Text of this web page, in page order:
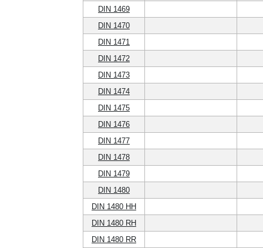
DIN 1469
DIN 1470
DIN 1471
DIN 1472
DIN 1473
DIN 1474
DIN 1475
DIN 1476
DIN 1477
DIN 1478
DIN 1479
DIN 1480
DIN 1480 HH
DIN 1480 RH
DIN 1480 RR